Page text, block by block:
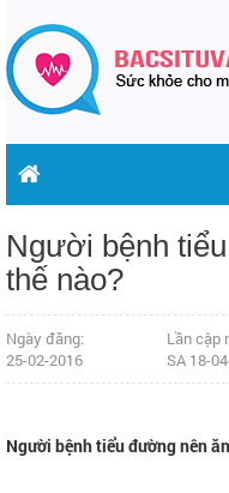
Người bệnh
thế nào?
Ngày đăng:
25-02-2016
Lần cập
SA 18-
Người bệnh tiểu đường nên